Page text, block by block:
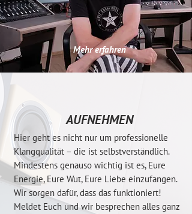
AUFNEHMEN
Hier geht es nicht nur um professionelle
Klangqualität – die ist selbstverständlich.
Mindestens genauso wichtig ist es, Eure
Energie, Eure Wut, Eure Liebe einzufangen.
Wir sorgen dafür, dass das funktioniert!
Meldet Euch und wir besprechen alles ganz
Mehr erfahren